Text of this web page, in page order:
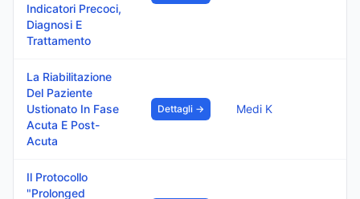
Indicatori Precoci,
Diagnosi E
Trattamento
La Riabilitazione
Del Paziente
Ustionato In Fase
Acuta E Post-
Acuta
Dettagli → Medi K
Il Protocollo
"Prolonged